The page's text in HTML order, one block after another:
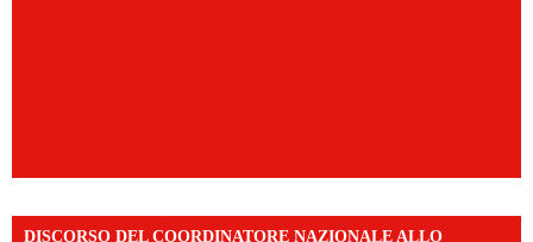
DISCORSO DEL COORDINATORE NAZIONALE ALLO